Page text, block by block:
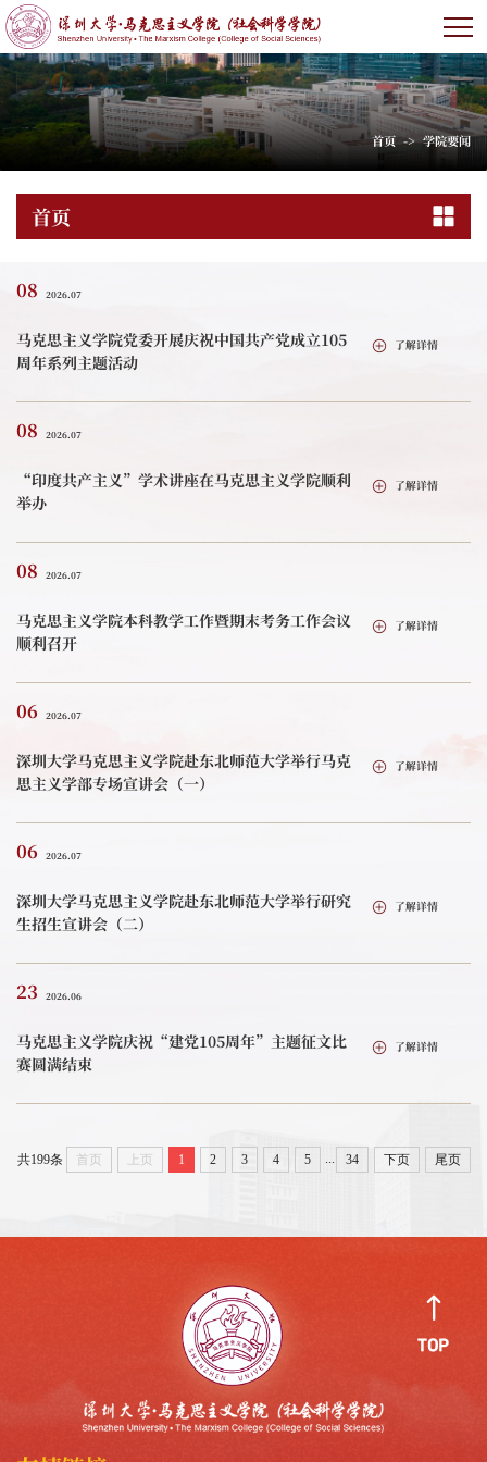
首页 -> 学院要闻
首页
08 2026.07
马克思主义学院党委开展庆祝中国共产党成立105
周年系列主题活动
了解详情
08 2026.07
“印度共产主义”学术讲座在马克思主义学院顺利
举办
了解详情
08 2026.07
马克思主义学院本科教学工作暨期末考务工作会议
顺利召开
了解详情
06 2026.07
深圳大学马克思主义学院赴东北师范大学举行马克
思主义学部专场宣讲会（一）
了解详情
06 2026.07
深圳大学马克思主义学院赴东北师范大学举行研究
生招生宣讲会（二）
了解详情
23 2026.06
马克思主义学院庆祝“建党105周年”主题征文比
赛圆满结束
了解详情
共199条 首页 上页 1 2 3 4 5 34 下页 尾页